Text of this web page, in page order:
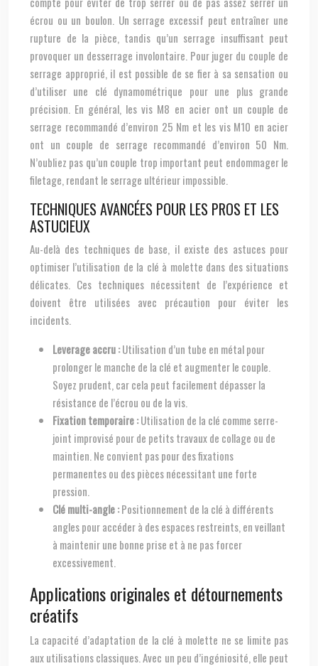
écrou ou un boulon. Un serrage excessif peut entraîner une
rupture de la pièce, tandis qu’un serrage insuffisant peut
provoquer un desserrage involontaire. Pour juger du couple de
serrage approprié, il est possible de se fier à sa sensation ou
d’utiliser une clé dynamométrique pour une plus grande
précision. En général, les vis M8 en acier ont un couple de
serrage recommandé d’environ 25 Nm et les vis M10 en acier
ont un couple de serrage recommandé d’environ 50 Nm.
N’oubliez pas qu’un couple trop important peut endommager le
filetage, rendant le serrage ultérieur impossible.
TECHNIQUES AVANCÉES POUR LES PROS ET LES
ASTUCIEUX
Au-delà des techniques de base, il existe des astuces pour
optimiser l’utilisation de la clé à molette dans des situations
délicates. Ces techniques nécessitent de l’expérience et
doivent être utilisées avec précaution pour éviter les
incidents.
Leverage accru :Utilisation d’un tube en métal pour
prolonger le manche de la clé et augmenter le couple.
Soyez prudent, car cela peut facilement dépasser la
résistance de l’écrou ou de la vis.
Fixation temporaire :Utilisation de la clé comme serre-
joint improvisé pour de petits travaux de collage ou de
maintien. Ne convient pas pour des fixations
permanentes ou des pièces nécessitant une forte
pression.
Clé multi-angle :Positionnement de la clé à différents
angles pour accéder à des espaces restreints, en veillant
à maintenir une bonne prise et à ne pas forcer
excessivement.
Applications originales et détournements
créatifs
La capacité d’adaptation de la clé à molette ne se limite pas
aux utilisations classiques. Avec un peu d’ingéniosité, elle peut